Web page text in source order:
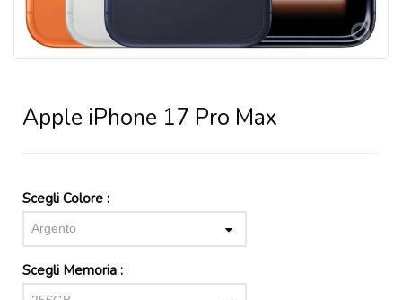
Apple iPhone 17 Pro Max
Scegli Colore :
Argento
Scegli Memoria :